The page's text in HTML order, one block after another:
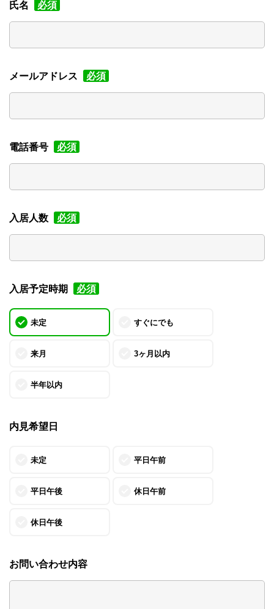
氏名 必須
メールアドレス 必須
電話番号 必須
入居人数 必須
入居予定時期 必須
未定 すぐにでも
来月 3ヶ月以内
半年以内
内見希望日
未定 平日午前
平日午後 休日午前
休日午後
お問い合わせ内容